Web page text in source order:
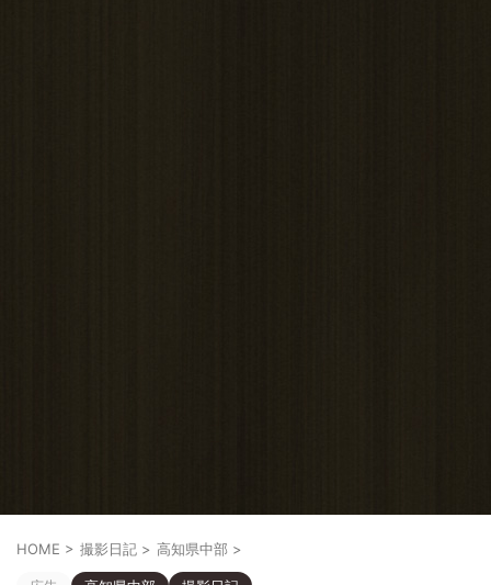
HOME > 撮影日記 > 高知県中部 >